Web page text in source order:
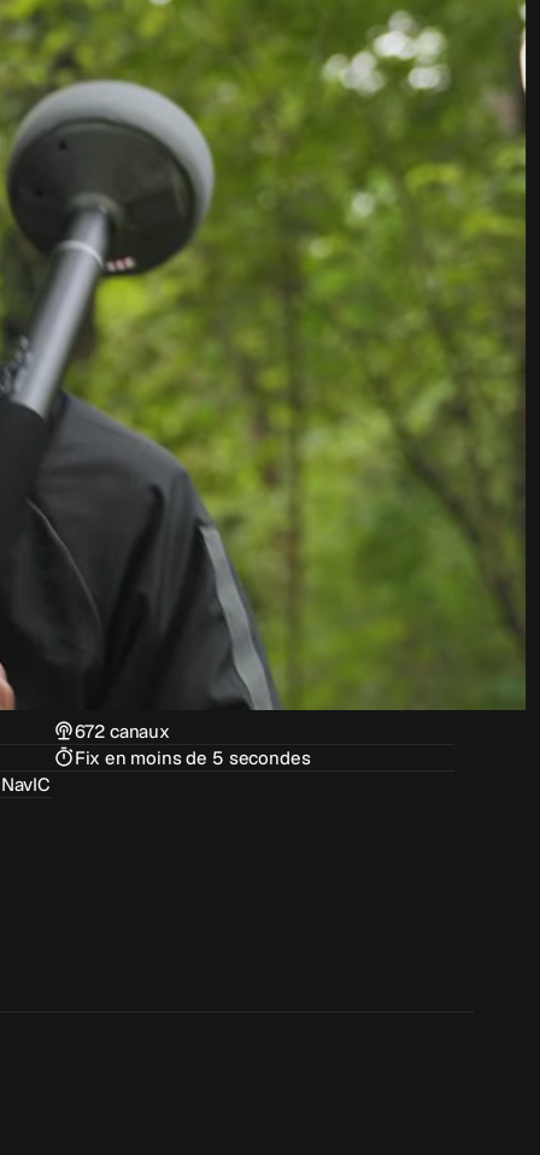
672 canaux
Fix en moins de 5 secondes